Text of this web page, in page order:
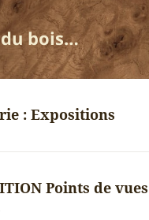
bois…
:Expositions
Points de